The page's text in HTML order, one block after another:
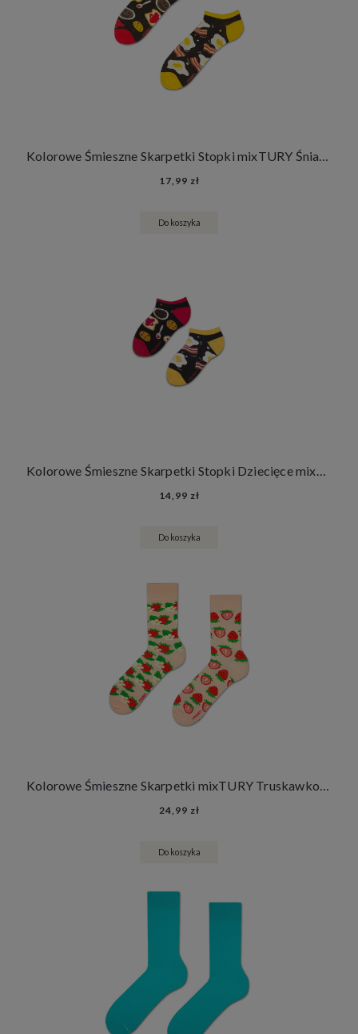
Kolorowe Śmieszne Skarpetki Stopki mixTURY Śniadaniowe Damskie Męskie Angielskie Śniadanie Francuskie Śniadanie
17,99 zł
Do koszyka
Kolorowe Śmieszne Skarpetki Stopki Dziecięce mixTURY Śniadaniowe Dla Dzieci Angielskie Śniadanie Francuskie Śniadanie
14,99 zł
Do koszyka
Kolorowe Śmieszne Skarpetki mixTURY Truskawkowe Damskie Męskie Długie Truskawki Owoce
24,99 zł
Do koszyka